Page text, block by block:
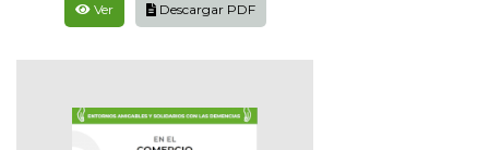
Ver Descargar PDF